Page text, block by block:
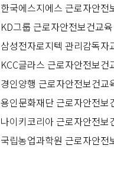
한국에스지에스 근로자안전
KD그룹 근로자안전보건교
삼성전자로지텍 관리감독자
KCC글라스 근로자안전보건
경인양행 근로자안전보건교
용인문화재단 근로자안전보
나이키코리아 근로자안전보
국립농업과학원 근로자안전